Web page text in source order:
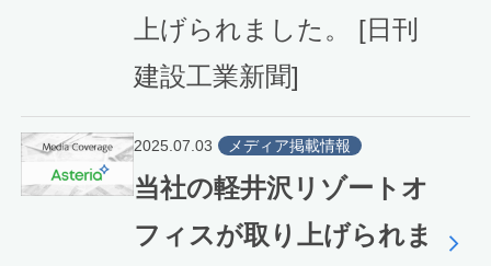
上げられました。 [日刊
建設工業新聞]
2025.07.03 メディア掲載情報
当社の軽井沢リゾートオ
フィスが取り上げられま